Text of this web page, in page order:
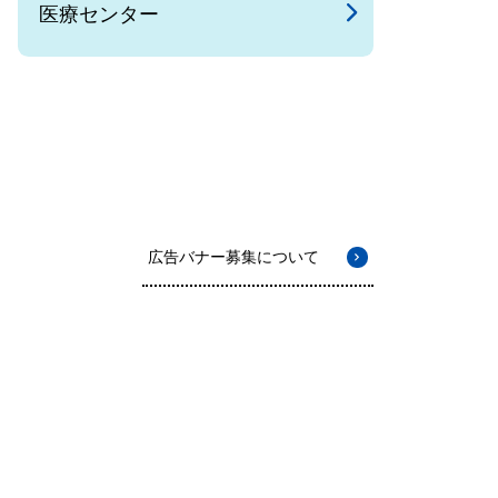
医療センター
広告バナー募集について